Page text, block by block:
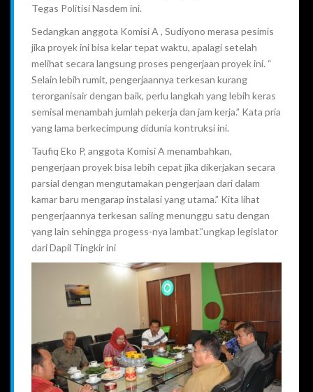
Tegas Politisi Nasdem ini.
Sedangkan anggota Komisi A , Sudiyono merasa pesimis
jika proyek ini bisa kelar tepat waktu, apalagi setelah
melihat secara langsung proses pengerjaan proyek ini. “
Selain lebih rumit, pengerjaannya terkesan kurang
terorganisair dengan baik, perlu langkah yang lebih keras
semisal menambah jumlah pekerja dan jam kerja.” Kata pria
yang lama berkecimpung didunia kontruksi ini.
Taufiq Eko P, anggota Komisi A menambahkan,
pengerjaan proyek bisa lebih cepat jika dikerjakan secara
parsial dengan mengutamakan pengerjaan dari dalam
kamar baru mengarap instalasi yang utama.” Kita lihat
pengerjaannya terkesan saling menunggu satu dengan
yang lain sehingga progess-nya lambat.”ungkap legislator
dari Dapil Tingkir ini